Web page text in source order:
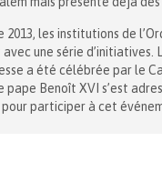
2013, les institutions de
une série
a été célébrée par le
Benoît XVI s’est
pour participer à cet